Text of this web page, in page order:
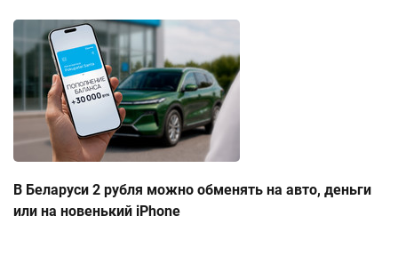
В Беларуси 2 рубля можно обменять на авто, деньги
или на новенький iPhone